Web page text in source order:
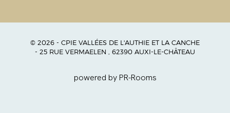
© 2026 - CPIE VALLÉES DE L'AUTHIE ET LA CANCHE
- 25 RUE VERMAELEN , 62390 AUXI-LE-CHÂTEAU
powered by PR-Rooms